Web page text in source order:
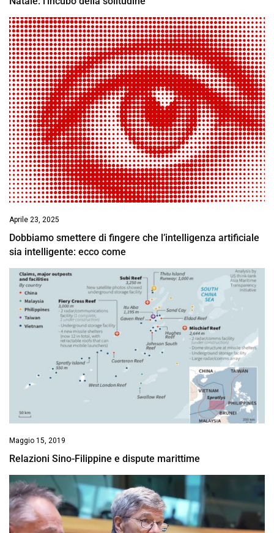
Aprile 23, 2025
Dobbiamo smettere di fingere che l’intelligenza artificiale
sia intelligente: ecco come
Maggio 15, 2019
Relazioni Sino-Filippine e dispute marittime